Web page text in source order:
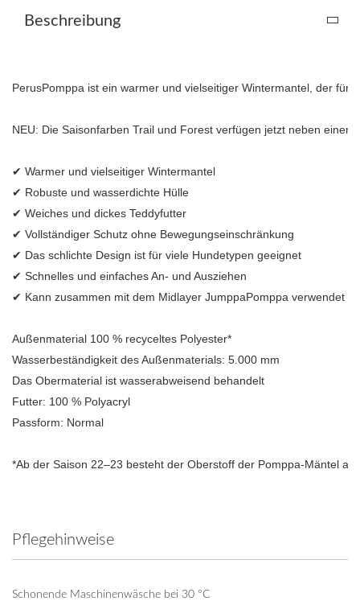
Beschreibung
PerusPomppa ist ein warmer und vielseitiger Wintermantel, der
NEU: Die Saisonfarben Trail und Forest verfügen jetzt neben
✔ Warmer und vielseitiger Wintermantel
✔ Robuste und wasserdichte Hülle
✔ Weiches und dickes Teddyfutter
✔ Vollständiger Schutz ohne Bewegungseinschränkung
✔ Das schlichte Design ist für viele Hundetypen geeignet
✔ Schnelles und einfaches An- und Ausziehen
✔ Kann zusammen mit dem Midlayer JumppaPomppa verwendet
Außenmaterial 100 % recyceltes Polyester*
Wasserbeständigkeit des Außenmaterials: 5.000 mm
Das Obermaterial ist wasserabweisend behandelt
Futter: 100 % Polyacryl
Passform: Normal
*Ab der Saison 22–23 besteht der Oberstoff der Pomppa-Mäntel
Pflegehinweise
Schonende Maschinenwäsche bei 30 °C